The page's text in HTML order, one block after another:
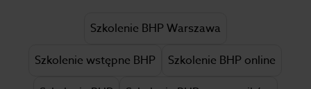
Szkolenie BHP Warszawa
Szkolenie wstępne BHP
Szkolenie BHP online